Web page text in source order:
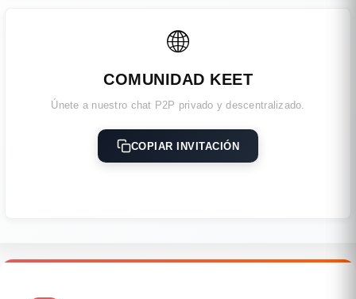
🌐
COMUNIDAD KEET
Únete a nuestro chat P2P privado y descentralizado.
COPIAR INVITACIÓN